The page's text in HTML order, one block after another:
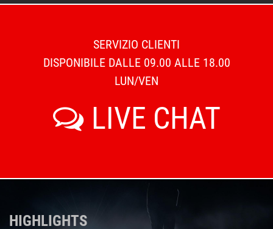
SERVIZIO CLIENTI
DISPONIBILE DALLE 09.00 ALLE 18.00
LUN/VEN
LIVE CHAT
HIGHLIGHTS